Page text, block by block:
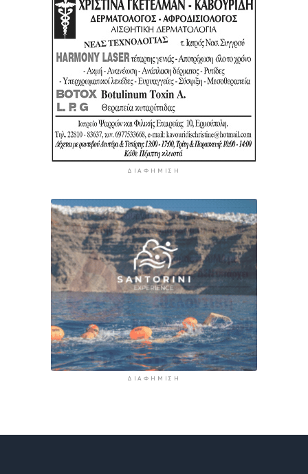
ΔΙΑΦΉΜΙΣΗ
ΔΙΑΦΉΜΙΣΗ